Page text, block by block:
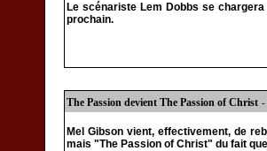
Le scénariste Lem Dobbs se
prochain.
The Passion devient The Passion of Christ -
Mel Gibson vient, effectivement, de
mais "The Passion of Christ" du fait